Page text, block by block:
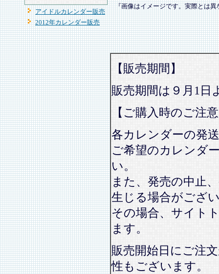
アイドルカレンダー販売
2012年カレンダー販売
『画像はイメージです。実際とは
【販売期間】
販売期間は９月1日
【ご購入時のご注
各カレンダーの発
ご希望のカレンダ
い。
また、発売の中止
生じる場合がござ
その場合、サイト
ます。
販売開始日にご注
性もございます。